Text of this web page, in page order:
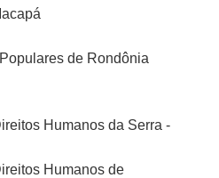
de Rondônia
Humanos da Serra -
Humanos de